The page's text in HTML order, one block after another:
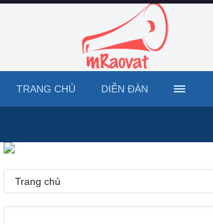
Trang chủ
TRANG CHỦ DIỄN ĐÀN